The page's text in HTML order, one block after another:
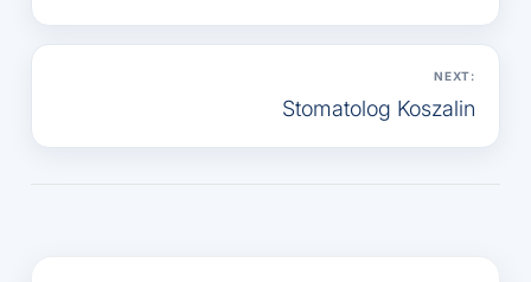
NEXT:
Stomatolog Koszalin